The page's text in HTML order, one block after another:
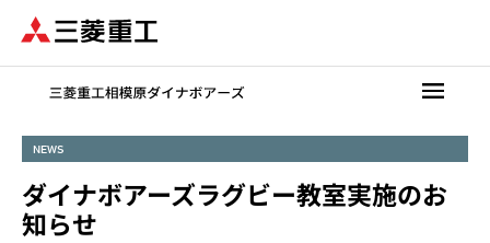
ン
NEWS
ダイナボアーズラグビー教室実施のお
知らせ